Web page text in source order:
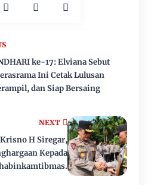
NEXT
H Siregar,
Kepada
ke-17: Elviana Sebut
Ini Cetak Lulusan
dan Siap Bersaing